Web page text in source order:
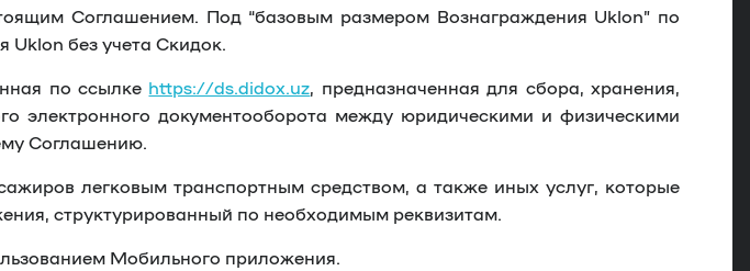
Соглашением. Под “базовым размером Вознаграждения Uklon” по
без учета Скидок.
по ссылке https://ds.didox.uz , предназначенная для сбора, хранения,
электронного документооборота между юридическими и физическими
Соглашению.
легковым транспортным средством, а также иных услуг, которые
структурированный по необходимым реквизитам.
Мобильного приложения.